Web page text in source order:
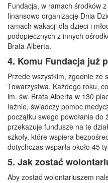
Fundacja, w ramach środków z
finansowo organizację Dnia
ramach wakacji dla dzieci i
podopiecznych z innych
Brata Alberta.
4. Komu Fundacja już
Przede wszystkim, zgodnie ze
Towarzystwa. Każdego roku,
im. św. Brata Alberta w 130
łaźnie, świadczy pomoc
początku swego powołania
przekazuje fundusze na te
szkoły, które wspiera
dotychczas wsparła około 45
5. Jak zostać
Aby zostać wolontariuszem